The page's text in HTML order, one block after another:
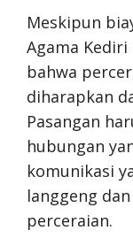
Meskipun
Agama
bahwa
diharapkan
Pasangan
hubungan
komunikasi
langgeng
perceraian.